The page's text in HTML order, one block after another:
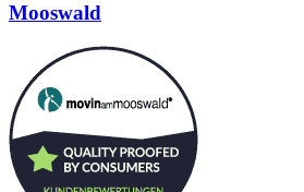
Mooswald